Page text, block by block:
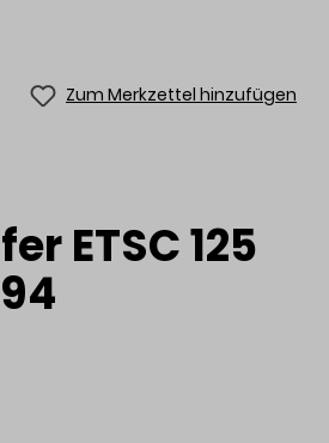
Zum Merkzettel hinzufügen
ETSC 125